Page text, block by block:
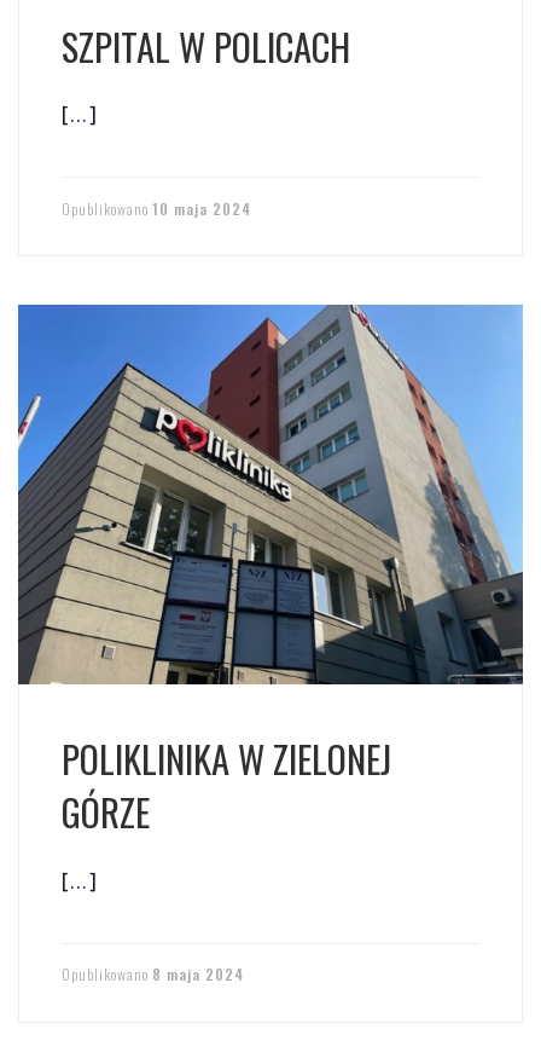
SZPITAL W POLICACH
[…]
Opublikowano 10 maja 2024
POLIKLINIKA W ZIELONEJ
GÓRZE
[…]
Opublikowano 8 maja 2024